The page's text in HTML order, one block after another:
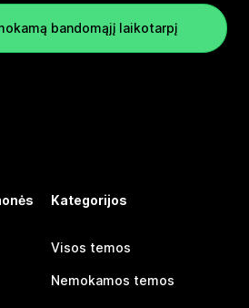
bandomąjį laikotarpį
Kategorijos
Visos temos
Nemokamos temos